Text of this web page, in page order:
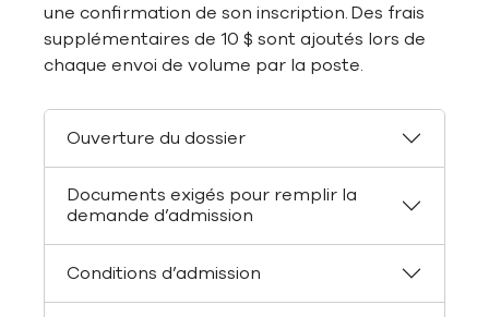
une confirmation de son inscription. Des frais
supplémentaires de 10 $ sont ajoutés lors de
chaque envoi de volume par la poste.
Ouverture du dossier
Documents exigés pour remplir la
demande d’admission
Conditions d’admission